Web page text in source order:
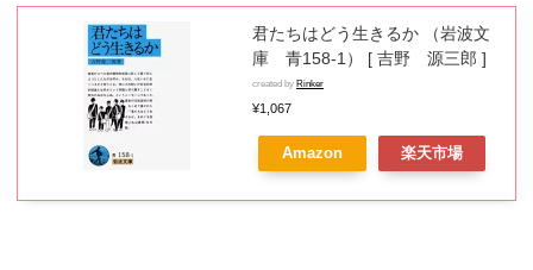
君たちはどう生きるか （岩波文
庫 青158-1） [ 吉野 源三郎 ]
created by Rinker
¥1,067
Amazon 楽天市場